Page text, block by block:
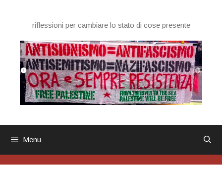
contenutoriflessioni per cambiare lo stato di cose presente
Menu